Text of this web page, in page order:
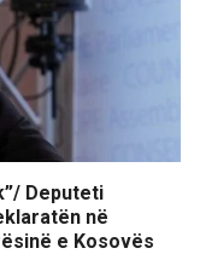
Deputeti
në
e Kosovës